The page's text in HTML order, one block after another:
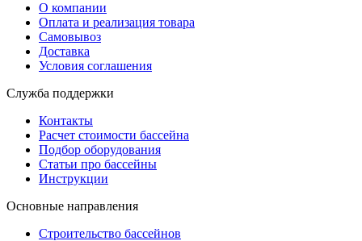
О компании
Оплата и реализация товара
Самовывоз
Доставка
Условия соглашения
Служба поддержки
Контакты
Расчет стоимости бассейна
Подбор оборудования
Статьи про бассейны
Инструкции
Основные направления
Строительство бассейнов